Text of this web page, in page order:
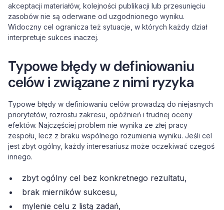
akceptacji materiałów, kolejności publikacji lub przesunięciu
zasobów nie są oderwane od uzgodnionego wyniku.
Widoczny cel ogranicza też sytuacje, w których każdy dział
interpretuje sukces inaczej.
Typowe błędy w definiowaniu
celów i związane z nimi ryzyka
Typowe błędy w definiowaniu celów prowadzą do niejasnych
priorytetów, rozrostu zakresu, opóźnień i trudnej oceny
efektów. Najczęściej problem nie wynika ze złej pracy
zespołu, lecz z braku wspólnego rozumienia wyniku. Jeśli cel
jest zbyt ogólny, każdy interesariusz może oczekiwać czegoś
innego.
zbyt ogólny cel bez konkretnego rezultatu,
brak mierników sukcesu,
mylenie celu z listą zadań,